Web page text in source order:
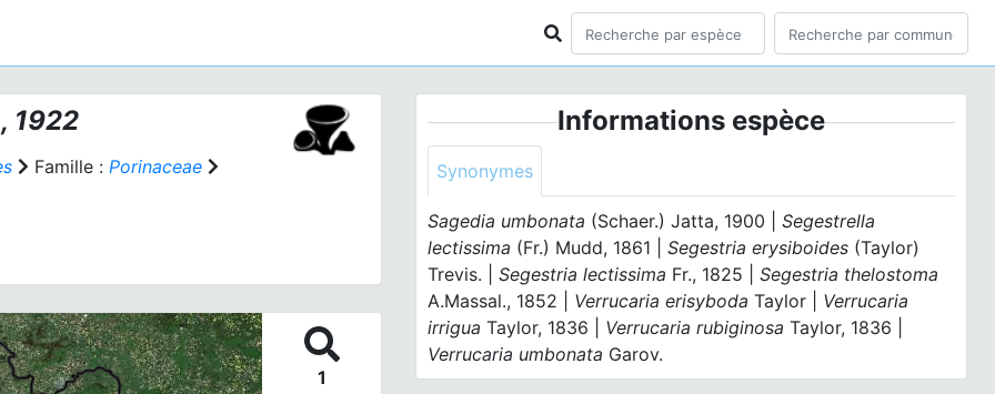
1922
Famille : Porinaceae
1
Informations espèce
Synonymes
Sagedia umbonata (Schaer.) Jatta, 1900 |Segestrella
lectissima (Fr.) Mudd, 1861 |Segestria erysiboides (Taylor)
Trevis. |Segestria lectissima Fr., 1825 |Segestria thelostoma
A.Massal., 1852 | Verrucaria erisyboda Taylor | Verrucaria
irrigua Taylor, 1836 | Verrucaria rubiginosa Taylor, 1836 |
Verrucaria umbonata Garov.